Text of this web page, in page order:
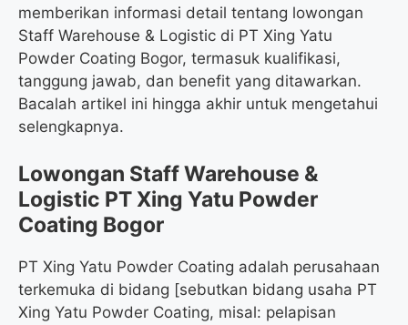
memberikan informasi detail tentang lowongan
Staff Warehouse & Logistic di PT Xing Yatu
Powder Coating Bogor, termasuk kualifikasi,
tanggung jawab, dan benefit yang ditawarkan.
Bacalah artikel ini hingga akhir untuk mengetahui
selengkapnya.
Lowongan Staff Warehouse &
Logistic PT Xing Yatu Powder
Coating Bogor
PT Xing Yatu Powder Coating adalah perusahaan
terkemuka di bidang [sebutkan bidang usaha PT
Xing Yatu Powder Coating, misal: pelapisan